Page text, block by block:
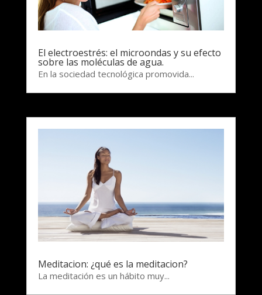
El electroestrés: el microondas y su efecto
sobre las moléculas de agua.
En la sociedad tecnológica promovida...
Meditacion: ¿qué es la meditacion?
La meditación es un hábito muy...